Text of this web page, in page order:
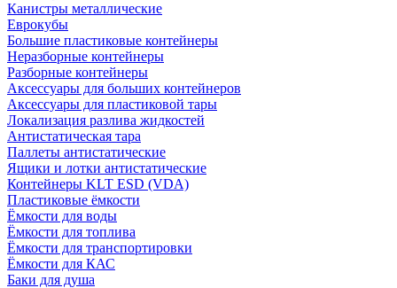
Канистры металлические
Еврокубы
Большие пластиковые контейнеры
Неразборные контейнеры
Разборные контейнеры
Аксессуары для больших контейнеров
Аксессуары для пластиковой тары
Локализация разлива жидкостей
Антистатическая тара
Паллеты антистатические
Ящики и лотки антистатические
Контейнеры KLT ESD (VDA)
Пластиковые ёмкости
Ёмкости для воды
Ёмкости для топлива
Ёмкости для транспортировки
Ёмкости для КАС
Баки для душа